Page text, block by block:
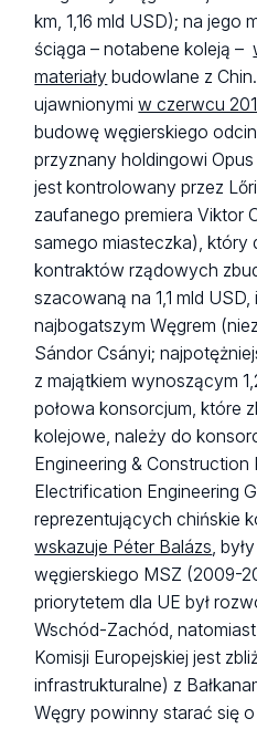
km, 1,16 mld USD); na jego
ściąga – notabene koleją –
materiały budowlane z
ujawnionymiw czerwcu
budowę węgierskiego
przyznany holdingowi
jest kontrolowany przez
zaufanego premiera Viktor
samego miasteczka), który
kontraktów rządowych
szacowaną na 1,1 mld
najbogatszym Węgrem
Sándor Csányi;
z majątkiem wynoszącym
połowa konsorcjum, które
kolejowe, należy do
Engineering &
Electrification Engineering
reprezentujących chińskie
wskazuje Péter Balázs,
węgierskiego MSZ (2009-
priorytetem dla UE był
Wschód-Zachód,
Komisji Europejskiej jest
infrastrukturalne) z
Węgry powinny starać się